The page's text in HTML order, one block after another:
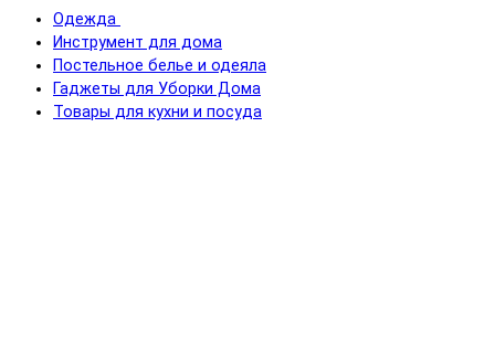
Одежда
Инструмент для дома
Постельное белье и одеяла
Гаджеты для Уборки Дома
Товары для кухни и посуда